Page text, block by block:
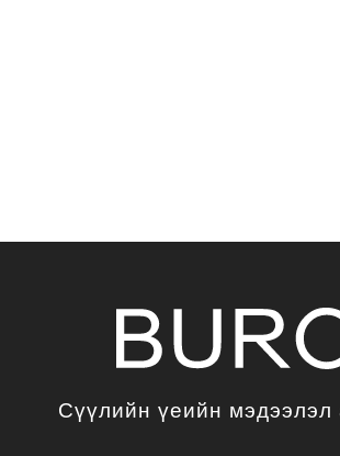
Сүүлийн үеийн мэдээлэл